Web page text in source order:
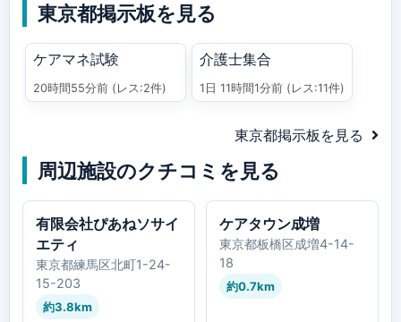
東京都掲示板を見る
ケアマネ試験
20時間55分前 (レス:2件)
介護士集合
1日 11時間1分前 (レス:11件)
東京都掲示板を見る
周辺施設のクチコミを見る
有限会社ぴあねソサイ
エティ
東京都練馬区北町1-24-
15-203
約3.8km
ケアタウン成増
東京都板橋区成増4-14-
18
約0.7km